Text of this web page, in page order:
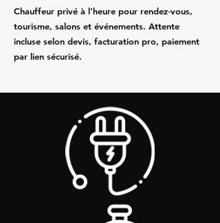
Chauffeur privé à l’heure pour rendez‑vous,
tourisme, salons et événements. Attente
incluse selon devis, facturation pro, paiement
par lien sécurisé.